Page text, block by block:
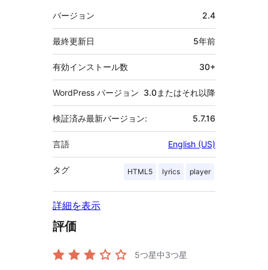
メ
タ
バージョン 2.4
最終更新日 5年前
有効インストール数 30+
WordPress バージョン 3.0またはそれ以降
検証済み最新バージョン: 5.7.16
言語 English (US)
タグ HTML5 lyrics player
詳細を表示
評価
5つ星中3つ星